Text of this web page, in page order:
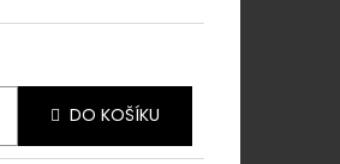
DO KOŠÍKU